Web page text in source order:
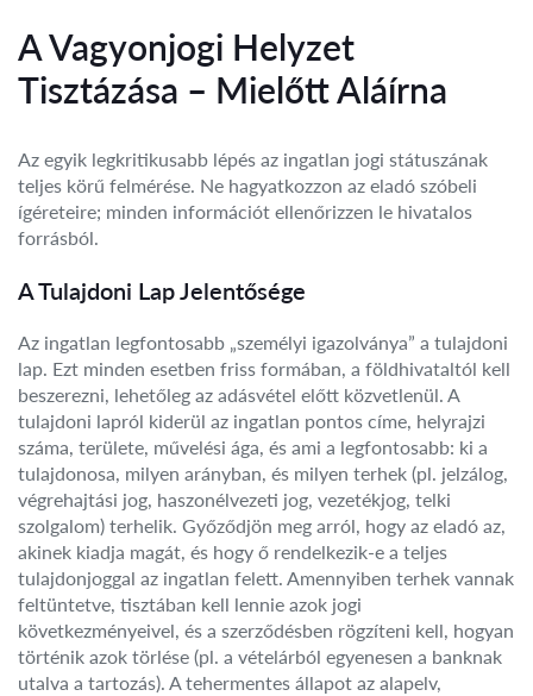
A Vagyonjogi Helyzet
Tisztázása – Mielőtt Aláírna
Az egyik legkritikusabb lépés az ingatlan jogi státuszának
teljes körű felmérése. Ne hagyatkozzon az eladó szóbeli
ígéreteire; minden információt ellenőrizzen le hivatalos
forrásból.
A Tulajdoni Lap Jelentősége
Az ingatlan legfontosabb „személyi igazolványa” a tulajdoni
lap. Ezt minden esetben friss formában, a földhivataltól kell
beszerezni, lehetőleg az adásvétel előtt közvetlenül. A
tulajdoni lapról kiderül az ingatlan pontos címe, helyrajzi
száma, területe, művelési ága, és ami a legfontosabb: ki a
tulajdonosa, milyen arányban, és milyen terhek (pl. jelzálog,
végrehajtási jog, haszonélvezeti jog, vezetékjog, telki
szolgalom) terhelik. Győződjön meg arról, hogy az eladó az,
akinek kiadja magát, és hogy ő rendelkezik-e a teljes
tulajdonjoggal az ingatlan felett. Amennyiben terhek vannak
feltüntetve, tisztában kell lennie azok jogi
következményeivel, és a szerződésben rögzíteni kell, hogyan
történik azok törlése (pl. a vételárból egyenesen a banknak
utalva a tartozás). A tehermentes állapot az alapelv,